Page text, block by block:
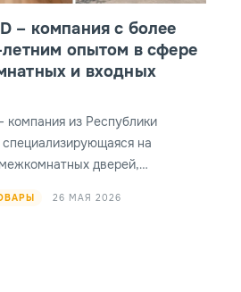
– компания с более
опытом в сфере
и входных
компания из Республики
на
дверей,
26 МАЯ 2026